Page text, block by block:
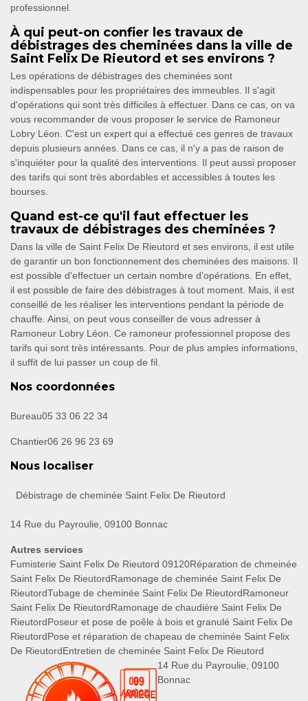
professionnel.
À qui peut-on confier les travaux de
débistrages des cheminées dans la ville de
Saint Felix De Rieutord et ses environs ?
Les opérations de débistrages des cheminées sont
indispensables pour les propriétaires des immeubles. Il s'agit
d'opérations qui sont très difficiles à effectuer. Dans ce cas, on va
vous recommander de vous proposer le service de Ramoneur
Lobry Léon. C'est un expert qui a effectué ces genres de travaux
depuis plusieurs années. Dans ce cas, il n'y a pas de raison de
s'inquiéter pour la qualité des interventions. Il peut aussi proposer
des tarifs qui sont très abordables et accessibles à toutes les
bourses.
Quand est-ce qu'il faut effectuer les
travaux de débistrages des cheminées ?
Dans la ville de Saint Felix De Rieutord et ses environs, il est utile
de garantir un bon fonctionnement des cheminées des maisons. Il
est possible d'effectuer un certain nombre d'opérations. En effet,
il est possible de faire des débistrages à tout moment. Mais, il est
conseillé de les réaliser les interventions pendant la période de
chauffe. Ainsi, on peut vous conseiller de vous adresser à
Ramoneur Lobry Léon. Ce ramoneur professionnel propose des
tarifs qui sont très intéressants. Pour de plus amples informations,
il suffit de lui passer un coup de fil.
Nos coordonnées
Bureau05 33 06 22 34
Chantier06 26 96 23 69
Nous localiser
Débistrage de cheminée Saint Felix De Rieutord
14 Rue du Payroulie, 09100 Bonnac
Autres services
Fumisterie Saint Felix De Rieutord 09120Réparation de chmeinée
Saint Felix De RieutordRamonage de cheminée Saint Felix De
RieutordTubage de cheminée Saint Felix De RieutordRamoneur
Saint Felix De RieutordRamonage de chaudière Saint Felix De
RieutordPoseur et pose de poêle à bois et granulé Saint Felix De
RieutordPose et réparation de chapeau de cheminée Saint Felix
De RieutordEntretien de cheminée Saint Felix De Rieutord
14 Rue du Payroulie, 09100
Bonnac